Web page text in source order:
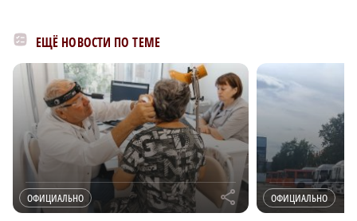
ЕЩЁ НОВОСТИ ПО ТЕМЕ
ОФИЦИАЛЬНО r ОФИЦИАЛЬНО